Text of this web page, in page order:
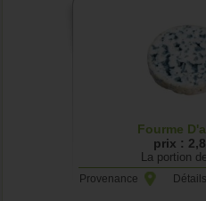
Fourme
prix :
La portion
Provenance Détails